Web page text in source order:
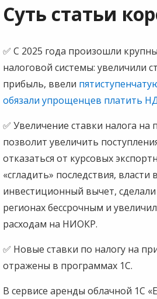
Суть статьи
✅ С 2025 года произошли
налоговой системы: увеличили
прибыль, ввели
обязали упрощенцев платить
✅ Увеличение ставки налога на
позволит увеличить
отказаться от курсовых
«сгладить» последствия,
инвестиционный вычет,
регионах бессрочным и
расходам на НИОКР.
✅ Новые ставки по налогу на
отражены в программах 1С.
В сервисе аренды облачной 1С